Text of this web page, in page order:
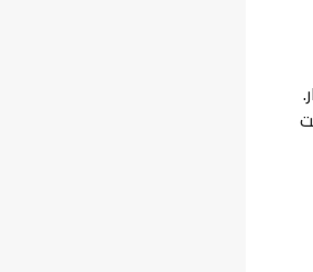
ألف عقار.
العام 2022 الفائت